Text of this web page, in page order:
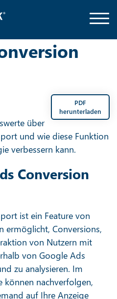
PDF
herunterladen
über
und wie diese Funktion
verbessern kann.
Conversion
ist ein Feature von
ermöglicht, Conversions,
von Nutzern mit
von Google Ads
zu analysieren. Im
können nachverfolgen,
auf Ihre Anzeige